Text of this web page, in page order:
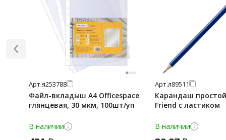
Арт.я253788
Файл-вкладыш А4 Officespace
глянцевая, 30 мкм, 100шт/уп
В наличии
Арт.л89511
Карандаш
Friend с ластиком
В наличии